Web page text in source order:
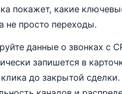
покажет, какие
не просто переходы.
данные о звонках с
запишется в
клика до закрытой